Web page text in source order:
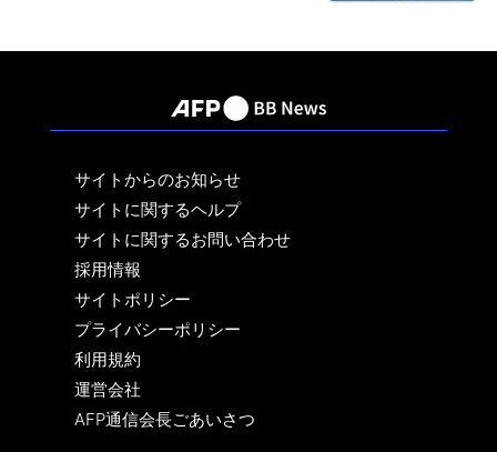
サイトからのお知らせ
サイトに関するヘルプ
サイトに関するお問い合わせ
採用情報
サイトポリシー
プライバシーポリシー
利用規約
運営会社
AFP通信会長ごあいさつ